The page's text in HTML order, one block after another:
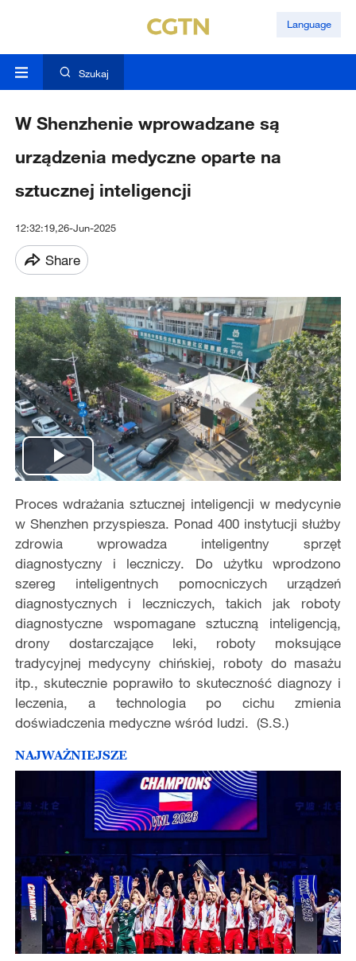
Language
Szukaj
W Shenzhenie wprowadzane są
urządzenia medyczne oparte na
sztucznej inteligencji
12:32:19,26-Jun-2025
Share
Play
Video
Proces wdrażania sztucznej inteligencji w medycynie
w Shenzhen przyspiesza. Ponad 400 instytucji służby
zdrowia wprowadza inteligentny sprzęt
diagnostyczny i leczniczy. Do użytku wprodzono
szereg inteligentnych pomocniczych urządzeń
diagnostycznych i leczniczych, takich jak roboty
diagnostyczne wspomagane sztuczną inteligencją,
drony dostarczające leki, roboty moksujące
tradycyjnej medycyny chińskiej, roboty do masażu
itp., skutecznie poprawiło to skuteczność diagnozy i
leczenia, a technologia po cichu zmienia
doświadczenia medyczne wśród ludzi. (S.S.)
NAJWAŻNIEJSZE